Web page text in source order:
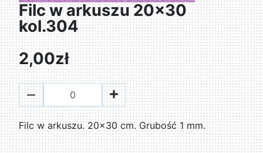
Filc w arkuszu 20x30
kol.304
2,00zł
Filc w arkuszu. 20x30 cm. Grubość 1 mm.